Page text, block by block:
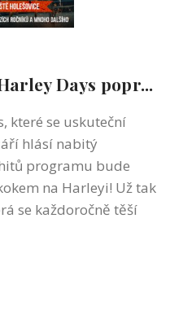
Days popr...
které se uskuteční
hlásí nabitý
programu bude
na Harleyi! Už tak
se každoročně těší